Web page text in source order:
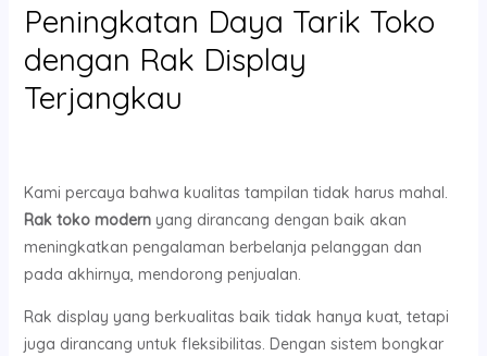
Peningkatan Daya Tarik Toko
dengan Rak Display
Terjangkau
Kami percaya bahwa kualitas tampilan tidak harus mahal.
Rak toko modernyang dirancang dengan baik akan
meningkatkan pengalaman berbelanja pelanggan dan
pada akhirnya, mendorong penjualan.
Rak display yang berkualitas baik tidak hanya kuat, tetapi
juga dirancang untuk fleksibilitas. Dengan sistem bongkar